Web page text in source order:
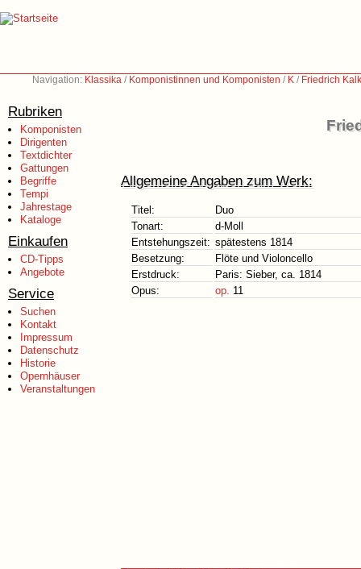
Navigation: Klassika / Komponistinnen und Komponisten / K / Friedrich
Rubriken
Komponisten
Dirigenten
Textdichter
Gattungen
Begriffe
Tempi
Jahrestage
Kataloge
Einkaufen
CD-Tipps
Angebote
Service
Suchen
Kontakt
Impressum
Datenschutz
Historie
Opernhäuser
Veranstaltungen
Allgemeine Angaben zum Werk:
Titel:
Duo
Tonart:
d-Moll
Entstehungszeit: spätestens 1814
Besetzung:
Flöte und Violoncello
Erstdruck:
Paris: Sieber, ca. 1814
Opus:
op. 11